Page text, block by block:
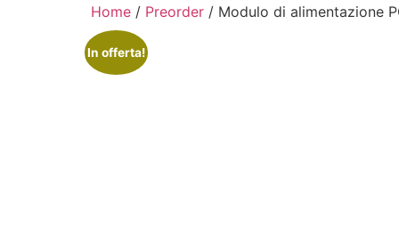
Home / Preorder / Modulo di alimentazione
In offerta!